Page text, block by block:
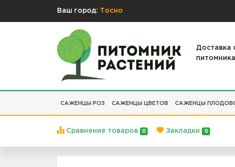
Ваш город: Тосно
Доставка
САЖЕНЦЫ РОЗ САЖЕНЦЫ ЦВЕТОВ САЖЕНЦЫ
Сравнение товаров 0 Закладки 0